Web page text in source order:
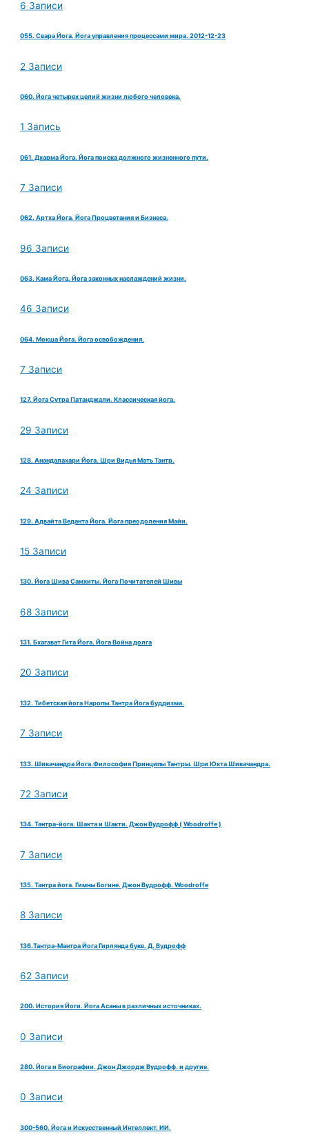
6 Записи
055. Свара Йога. Йога управления процессами мира. 2012-12-23
2 Записи
060. Йога четырех целий жизни любого человека.
1 Запись
061. Дхарма Йога. Йога поиска должного жизненного пути.
7 Записи
062. Артха Йога. Йога Процветания и Бизнеса.
96 Записи
063. Кама Йога. Йога законных наслаждений жизни.
46 Записи
064. Мокша Йога. Йога освобождения.
7 Записи
127. Йога Сутра Патанджали. Классическая йога.
29 Записи
128. Анандалахари Йога. Шри Видья Мать Тантр.
24 Записи
129. Адвайта Веданта Йога. Йога преодоления Майи.
15 Записи
130. Йога Шива Самхиты. Йога Почитателей Шивы
68 Записи
131. Бхагават Гита Йога. Йога Война долга
20 Записи
132. Тибетская йога Наропы.Тантра Йога буддизма.
7 Записи
133. Шивачандра Йога.Философия Принципы Тантры. Шри Юкта Шивачандра.
72 Записи
134. Тантра-йога. Шакта и Шакти. Джон Вудрофф ( Woodroffe )
7 Записи
135. Тантра йога. Гимны Богине. Джон Вудрофф. Woodroffe
8 Записи
136.Тантра-Мантра Йога Гирлянда букв. Д. Вудрофф
62 Записи
200. История Йоги. Йога Асаны в различных источниках.
0 Записи
280. Йога и Биографии. Джон Джордж Вудрофф. и другие.
0 Записи
300-560. Йога и Искусственный Интеллект. ИИ.